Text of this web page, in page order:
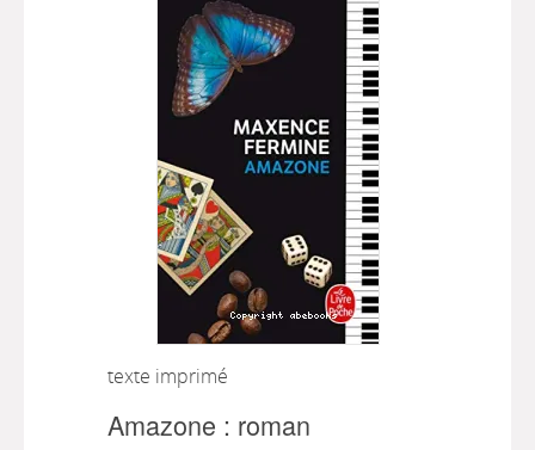
texte imprimé
Amazone : roman